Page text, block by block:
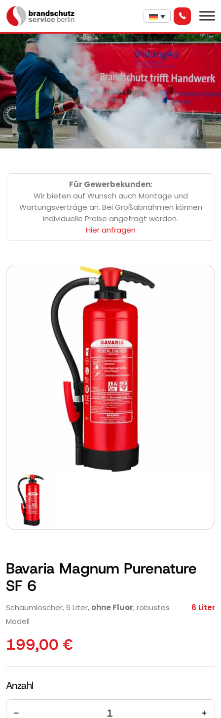
Für Gewerbekunden:
Wir bieten auf Wunsch auch Montage und
Wartungsverträge an. Bei Großabnahmen können
individuelle Preise angefragt werden.
Hier anfragen
Bavaria Magnum Purenature
SF 6
Schaumlöscher, 6 Liter, ohne Fluor, robustes
Modell
6 Liter
199,00 €
Anzahl
Anzahl